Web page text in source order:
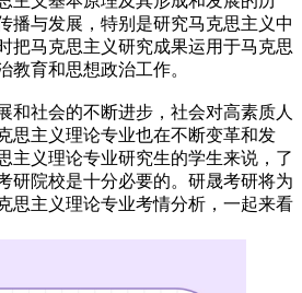
播与发展，特别是研究马克思主义中
把马克思主义研究成果运用于马克思
教育和思想政治工作。
和社会的不断进步，社会对高素质人
思主义理论专业也在不断变革和发
主义理论专业研究生的学生来说，了
研院校是十分必要的。研晟考研将为
思主义理论专业考情分析，一起来看